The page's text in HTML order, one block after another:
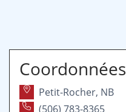
Coordonnées
Petit-Rocher, NB
(506) 783-8365